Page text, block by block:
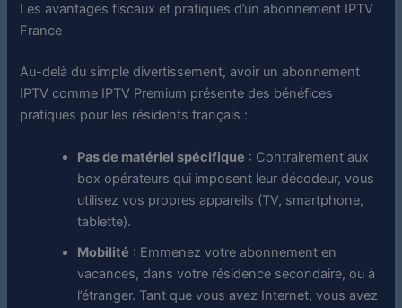
Les avantages fiscaux et pratiques d’un abonnement IPTV
France
Au-delà du simple divertissement, avoir un abonnement
IPTV comme IPTV Premium présente des bénéfices
pratiques pour les résidents français :
Pas de matériel spécifique : Contrairement aux
box opérateurs qui imposent leur décodeur, vous
utilisez vos propres appareils (TV, smartphone,
tablette).
Mobilité : Emmenez votre abonnement en
vacances, dans votre résidence secondaire, ou à
l’étranger. Tant que vous avez Internet, vous avez